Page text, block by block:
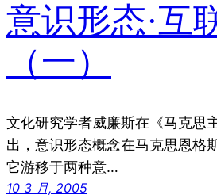
意识形态·互
（一）
文化研究学者威廉斯在《马克思
出，意识形态概念在马克思恩格
它游移于两种意…
10 3 月, 2005